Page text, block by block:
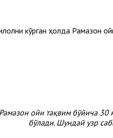
кўрган ҳолда Рамазон
Рамазон ойи тақвим бўйича
бўлади. Шундай узр